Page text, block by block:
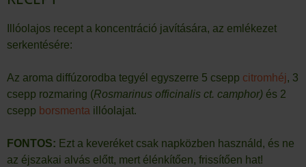
Illóolajos recept a koncentráció javítására, az emlékezet
serkentésére:
Az aroma diffúzorodba tegyél egyszerre 5 csepp citromhéj, 3
csepp rozmaring (Rosmarinus officinalis ct. camphor) és 2
csepp borsmenta illóolajat.
FONTOS: Ezt a keveréket csak napközben használd, és ne
az éjszakai alvás előtt, mert élénkítően, frissítően hat!